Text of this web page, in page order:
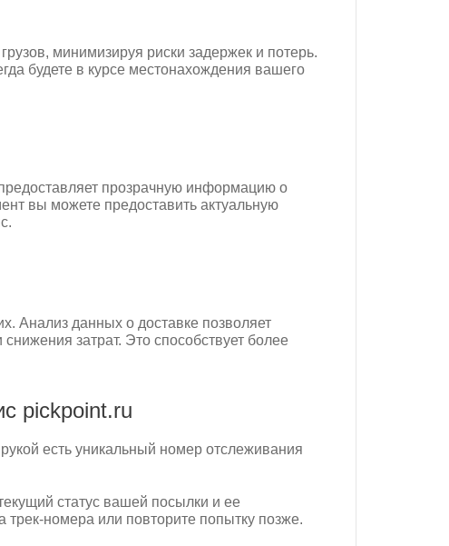
минимизируя риски задержек и потерь.
будете в курсе местонахождения вашего
прозрачную информацию о
вы можете предоставить актуальную
Анализ данных о доставке позволяет
затрат. Это способствует более
pickpoint.ru
есть уникальный номер отслеживания
статус вашей посылки и ее
номера или повторите попытку позже.